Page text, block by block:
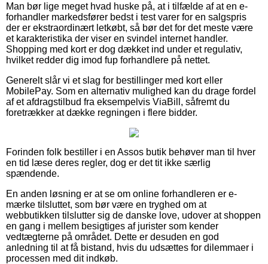
Man bør lige meget hvad huske på, at i tilfælde af at en e-
forhandler markedsfører bedst i test varer for en salgspris
der er ekstraordinært letkøbt, så bør det for det meste være
et karakteristika der viser en svindel internet handler.
Shopping med kort er dog dækket ind under et regulativ,
hvilket redder dig imod fup forhandlere på nettet.
Generelt slår vi et slag for bestillinger med kort eller
MobilePay. Som en alternativ mulighed kan du drage fordel
af et afdragstilbud fra eksempelvis ViaBill, såfremt du
foretrækker at dække regningen i flere bidder.
Forinden folk bestiller i en Assos butik behøver man til hver
en tid læse deres regler, dog er det tit ikke særlig
spændende.
En anden løsning er at se om online forhandleren er e-
mærke tilsluttet, som bør være en tryghed om at
webbutikken tilslutter sig de danske love, udover at shoppen
en gang i mellem besigtiges af jurister som kender
vedtægterne på området. Dette er desuden en god
anledning til at få bistand, hvis du udsættes for dilemmaer i
processen med dit indkøb.